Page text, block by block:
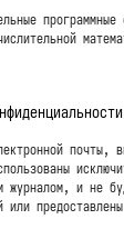
почты,
журналом, и не
или